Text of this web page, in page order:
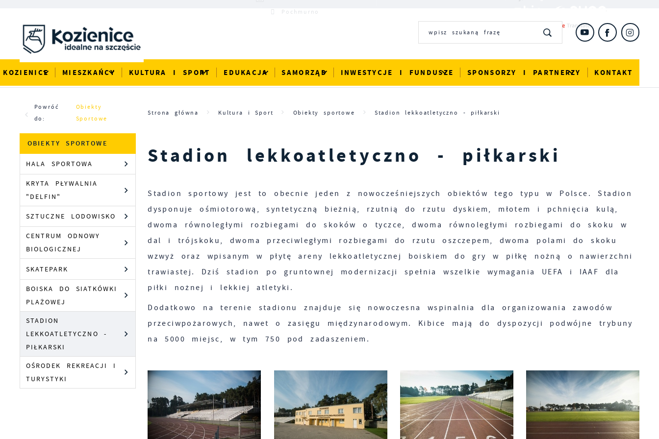
Pochmurno
KOZIENICE MIESZKAŃCY KULTURA I SPORT EDUKACJA SAMORZĄD INWESTYCJE I FUNDUSZE SPONSORZY I PARTNERZY KONTAKT
Powróć
do:
Obiekty
Sportowe
Strona główna Kultura i Sport Obiekty sportowe Stadion lekkoatletyczno - piłkarski
OBIEKTY SPORTOWE
HALA SPORTOWA
KRYTA PŁYWALNIA
"DELFIN"
SZTUCZNE LODOWISKO
CENTRUM ODNOWY
BIOLOGICZNEJ
SKATEPARK
BOISKA DO SIATKÓWKI
PLAŻOWEJ
STADION
LEKKOATLETYCZNO -
PIŁKARSKI
OŚRODEK REKREACJI I
TURYSTYKI
Stadion lekkoatletyczno - piłkarski
Stadion sportowy jest to obecnie jeden z nowocześniejszych obiektów tego typu w Polsce. Stadion
dysponuje ośmiotorową, syntetyczną bieżnią, rzutnią do rzutu dyskiem, młotem i pchnięcia kulą,
dwoma równoległymi rozbiegami do skoków o tyczce, dwoma równoległymi rozbiegami do skoku w
dal i trójskoku, dwoma przeciwległymi rozbiegami do rzutu oszczepem, dwoma polami do skoku
wzwyż oraz wpisanym w płytę areny lekkoatletycznej boiskiem do gry w piłkę nożną o nawierzchni
trawiastej. Dziś stadion po gruntownej modernizacji spełnia wszelkie wymagania UEFA i IAAF dla
piłki nożnej i lekkiej atletyki.
Dodatkowo na terenie stadionu znajduje się nowoczesna wspinalnia dla organizowania zawodów
przeciwpożarowych, nawet o zasięgu międzynarodowym. Kibice mają do dyspozycji podwójne trybuny
na 5000 miejsc, w tym 750 pod zadaszeniem.
Ustawienia